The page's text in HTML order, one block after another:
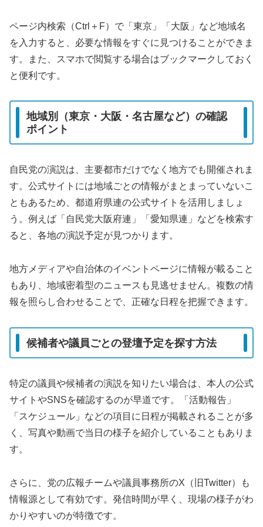
ページ内検索（Ctrl＋F）で「東京」「大阪」など地域名
を入力すると、必要な情報をすぐに見つけることができま
す。また、スマホで閲覧する場合はブックマークしておく
と便利です。
地域別（東京・大阪・名古屋など）の確認
ポイント
自民党の演説は、主要都市だけでなく地方でも開催されま
す。公式サイトには地域ごとの情報がまとまっていないこ
ともあるため、都道府県連の公式サイトを活用しましょ
う。例えば「自民党大阪府連」「愛知県連」などを検索す
ると、各地の演説予定が見つかります。
地方メディアや自治体のイベントページに情報が載ること
もあり、地域密着型のニュースも見逃せません。複数の情
報を照らし合わせることで、正確な日程を把握できます。
候補者や議員ごとの登壇予定を探す方法
特定の議員や候補者の演説を知りたい場合は、本人の公式
サイトやSNSを確認するのが早道です。「活動報告」
「スケジュール」などの項目に日程が掲載されることが多
く、写真や動画で当日の様子を紹介していることもありま
す。
さらに、党の広報チームや議員事務所のX（旧Twitter）も
情報源として有効です。発信時間が早く、現場の様子がわ
かりやすいのが特徴です。